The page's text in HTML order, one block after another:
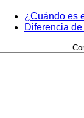
¿Cuándo es
Diferencia